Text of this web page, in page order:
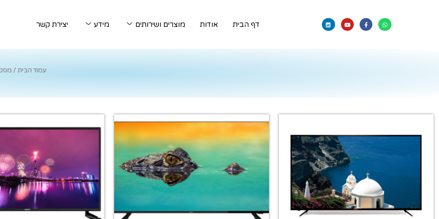
דף הבית אודות מוצרים ושירותים מידע יצירת קשר
עמוד הבית /